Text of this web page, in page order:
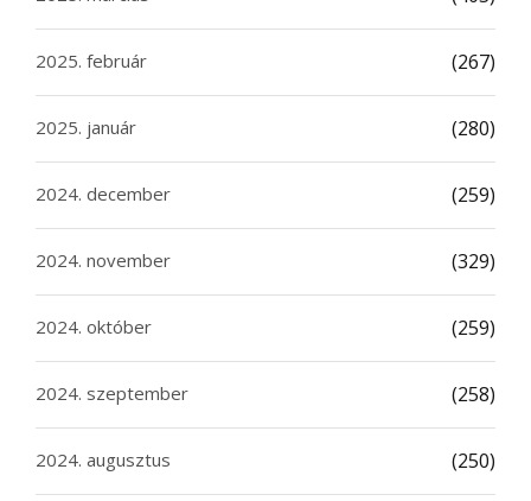
2025. február (267)
2025. január (280)
2024. december (259)
2024. november (329)
2024. október (259)
2024. szeptember (258)
2024. augusztus (250)